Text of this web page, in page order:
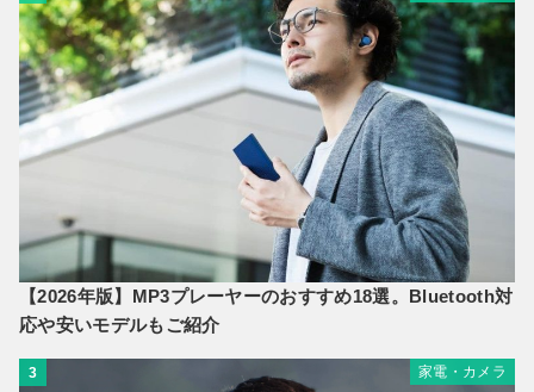
【2026年版】MP3プレーヤーのおすすめ18選。Bluetooth対
応や安いモデルもご紹介
3 家電・カメラ